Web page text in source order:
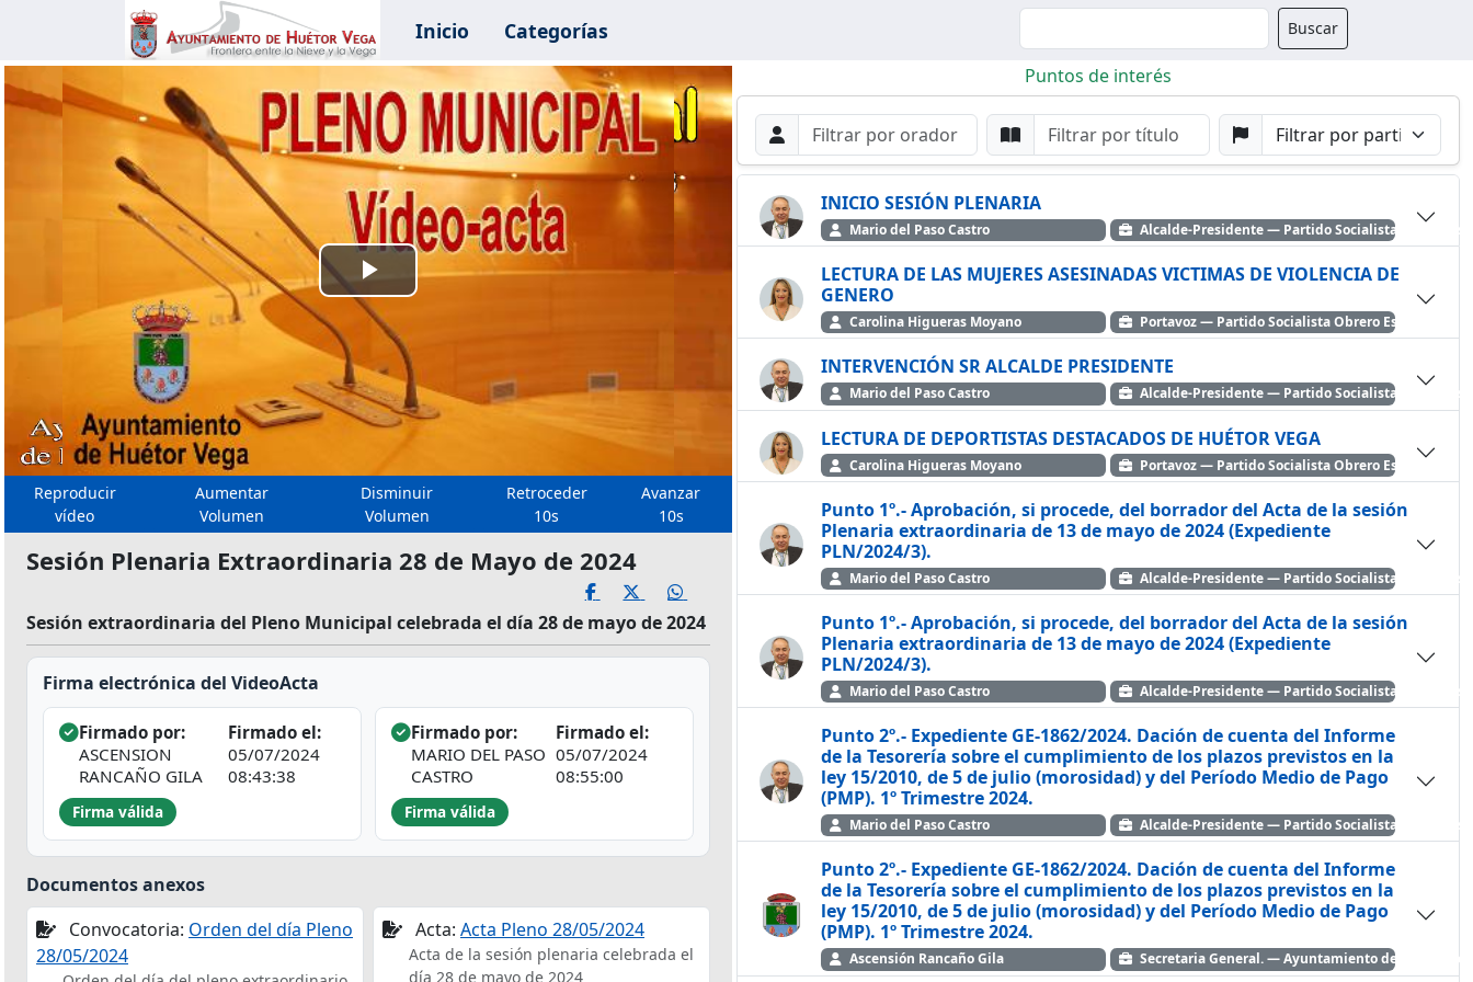
Inicio Categorías Buscador Buscar
Reproducir
Vídeo
Reproducir
vídeo
Aumentar
Volumen
Disminuir
Volumen
Retroceder
10s
Avanzar
10s
Sesión Plenaria Extraordinaria 28 de Mayo de 2024
Sesión extraordinaria del Pleno Municipal celebrada el día 28 de mayo de 2024
Firma electrónica del VideoActa
Firmado por:
ASCENSION
RANCAÑO GILA
Firmado el:
05/07/2024
08:43:38
Firma válida
Firmado por:
MARIO DEL PASO
CASTRO
Firmado el:
05/07/2024
08:55:00
Firma válida
Documentos anexos
Convocatoria: Orden del día Pleno
28/05/2024
Acta: Acta Pleno 28/05/2024
Acta de la sesión plenaria celebrada el
día 28 de mayo de 2024
Puntos de interés
Filtros de búsqueda
Buscar por Orador Buscar por Punto
Buscar por Partido
Buscar
INICIO SESIÓN PLENARIA
Mario del Paso Castro Alcalde-Presidente — Partido Socialista Obrero
LECTURA DE LAS MUJERES ASESINADAS VICTIMAS DE VIOLENCIA DE
GENERO
Carolina Higueras Moyano Portavoz — Partido Socialista Obrero Español
INTERVENCIÓN SR ALCALDE PRESIDENTE
Mario del Paso Castro Alcalde-Presidente — Partido Socialista Obrero
LECTURA DE DEPORTISTAS DESTACADOS DE HUÉTOR VEGA
Carolina Higueras Moyano Portavoz — Partido Socialista Obrero Español
Punto 1º.- Aprobación, si procede, del borrador del Acta de la sesión
Plenaria extraordinaria de 13 de mayo de 2024 (Expediente
PLN/2024/3).
Mario del Paso Castro Alcalde-Presidente — Partido Socialista Obrero
Punto 1º.- Aprobación, si procede, del borrador del Acta de la sesión
Plenaria extraordinaria de 13 de mayo de 2024 (Expediente
PLN/2024/3).
Mario del Paso Castro Alcalde-Presidente — Partido Socialista Obrero
Punto 2º.- Expediente GE-1862/2024. Dación de cuenta del Informe
de la Tesorería sobre el cumplimiento de los plazos previstos en la
ley 15/2010, de 5 de julio (morosidad) y del Período Medio de Pago
(PMP). 1º Trimestre 2024.
Mario del Paso Castro Alcalde-Presidente — Partido Socialista Obrero
Punto 2º.- Expediente GE-1862/2024. Dación de cuenta del Informe
de la Tesorería sobre el cumplimiento de los plazos previstos en la
ley 15/2010, de 5 de julio (morosidad) y del Período Medio de Pago
(PMP). 1º Trimestre 2024.
Ascensión Rancaño Gila Secretaria General. — Ayuntamiento de Huetor